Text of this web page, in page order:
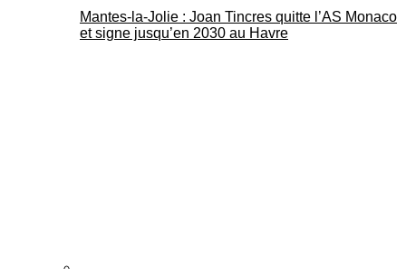
Mantes-la-Jolie : Joan Tincres quitte l’AS Monaco
et signe jusqu’en 2030 au Havre